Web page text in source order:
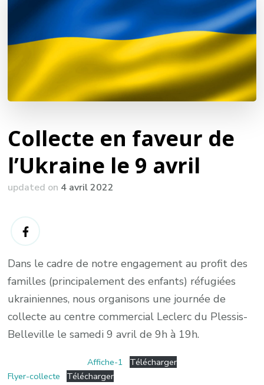
Collecte en faveur de
l’Ukraine le 9 avril
updated on 4 avril 2022
Dans le cadre de notre engagement au profit des
familles (principalement des enfants) réfugiées
ukrainiennes, nous organisons une journée de
collecte au centre commercial Leclerc du Plessis-
Belleville le samedi 9 avril de 9h à 19h.
Affiche-1
Télécharger
Flyer-collecte
Télécharger